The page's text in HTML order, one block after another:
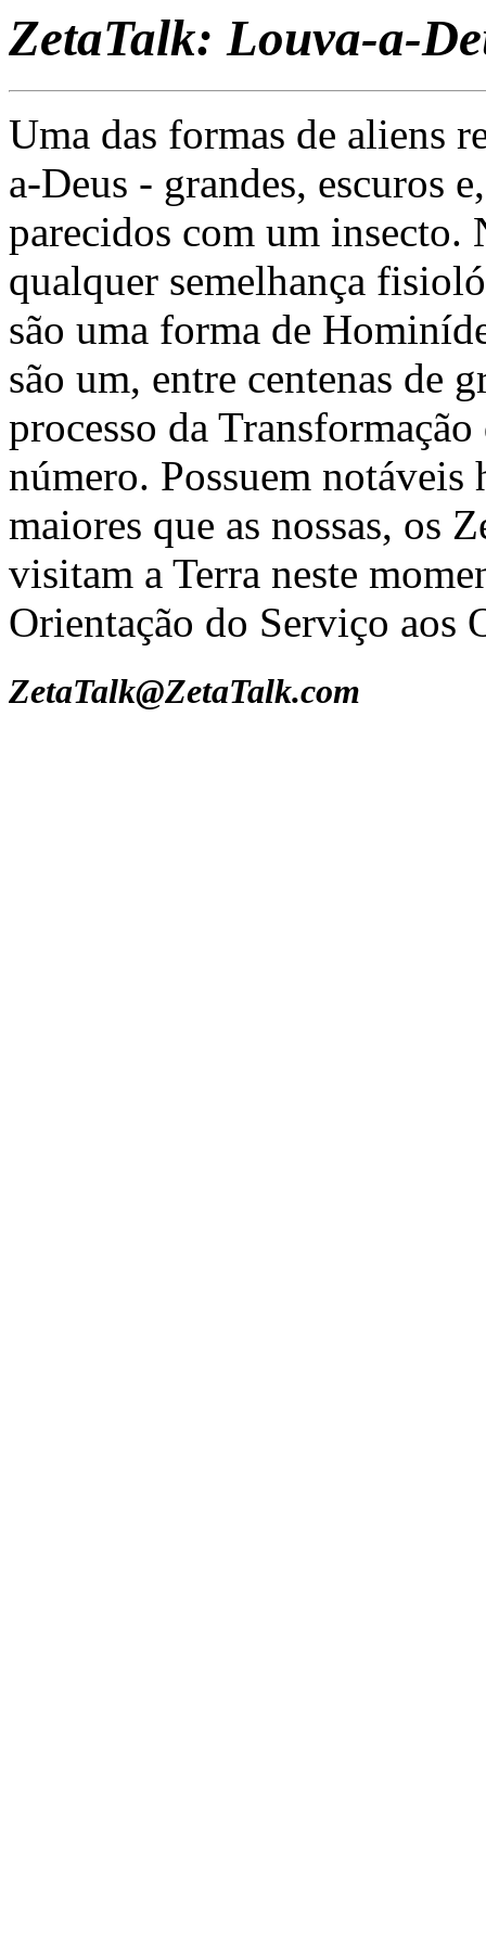
ZetaTalk: Louva-a-
Uma das formas de aliens
a-Deus - grandes, escuros
parecidos com um insecto.
qualquer semelhança
são uma forma de
são um, entre centenas de
processo da
número. Possuem
maiores que as nossas, os
visitam a Terra neste
Orientação do Serviço aos
ZetaTalk@ZetaTalk.com